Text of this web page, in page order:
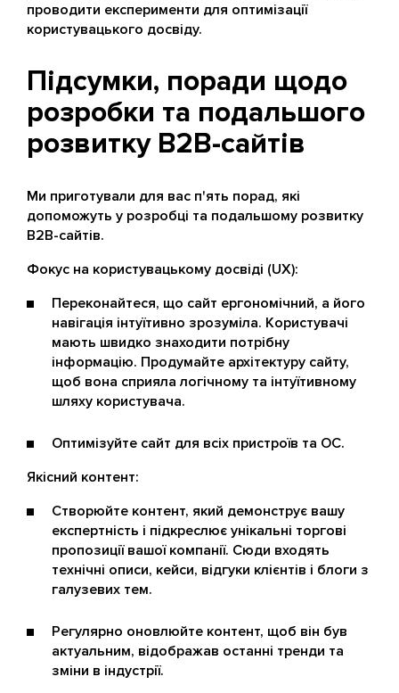
проводити експерименти для оптимізації
користувацького досвіду.
Підсумки, поради щодо
розробки та подальшого
розвитку B2B-сайтів
Ми приготували для вас п'ять порад, які
допоможуть у розробці та подальшому розвитку
B2B-сайтів.
Фокус на користувацькому досвіді (UX):
Переконайтеся, що сайт ергономічний, а його
навігація інтуїтивно зрозуміла. Користувачі
мають швидко знаходити потрібну
інформацію. Продумайте архітектуру сайту,
щоб вона сприяла логічному та інтуїтивному
шляху користувача.
Оптимізуйте сайт для всіх пристроїв та ОС.
Якісний контент:
Створюйте контент, який демонструє вашу
експертність і підкреслює унікальні торгові
пропозиції вашої компанії. Сюди входять
технічні описи, кейси, відгуки клієнтів і блоги з
галузевих тем.
Регулярно оновлюйте контент, щоб він був
актуальним, відображав останні тренди та
зміни в індустрії.